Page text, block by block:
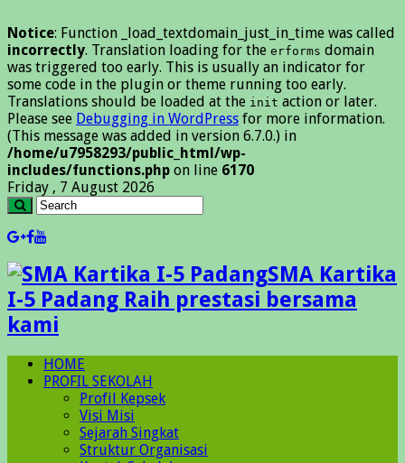
Notice: Function _load_textdomain_just_in_time was called
incorrectly. Translation loading for the erforms domain
was triggered too early. This is usually an indicator for
some code in the plugin or theme running too early.
Translations should be loaded at the init action or later.
Please see Debugging in WordPress for more information.
(This message was added in version 6.7.0.) in
/home/u7958293/public_html/wp-
includes/functions.php on line 6170
Friday , 7 August 2026
SMA Kartika
I-5 Padang Raih prestasi bersama
kami
HOME
PROFIL SEKOLAH
Profil Kepsek
Visi Misi
Sejarah Singkat
Struktur Organisasi